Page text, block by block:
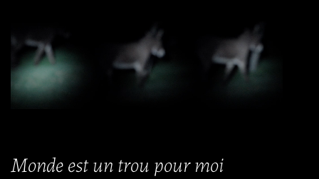
Monde est un trou pour moi